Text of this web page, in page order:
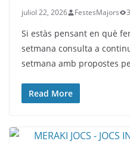
juliol 22, 2026 FestesMajors
Si estàs pensant en què
setmana consulta a
setmana amb propostes
Read More